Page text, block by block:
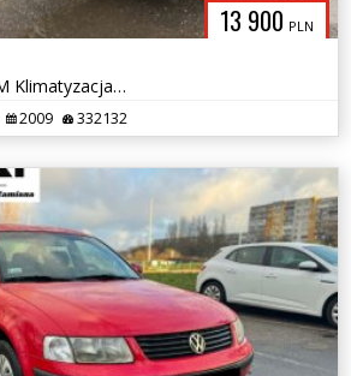
13 900 PLN
Citroen C5 2,0 140 KM Klimatyzacja Zamiana
2009 332132